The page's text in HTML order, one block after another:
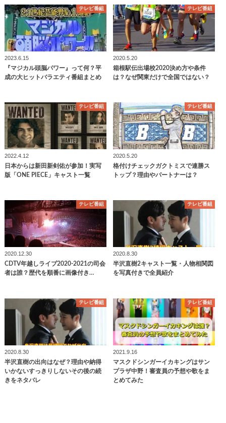
テレビ番組
2023.6.15
『マジカル頭脳パワー』って何？平
成の大ヒットバラエティ番組まとめ
テレビ番組
2020.5.20
箱根駅伝出場校2020決め方や条件
は？なぜ関東だけで全国ではない？
テレビ番組
2022.4.12
日本からは新田新剣佑が参加！実写
版「ONE PIECE」キャスト一覧
テレビ番組
2020.5.20
格付けチェックガクトミスで連勝ス
トップ？理由やパートナーは？
テレビ番組
2020.12.30
CDTV年越しライブ2020-2021の司会
者は誰？歴代を順番に画像付き…
テレビ番組
2020.8.30
半沢直樹2キャスト一覧・人物相関図
を写真付きで全員紹介
テレビ番組
2020.8.30
半沢直樹の出向はなぜ？理由や納得
いかないすっきりしないその後の続
きをネタバレ
テレビ番組
2021.9.16
マスクドシンガーイカキングはサン
プラザ中野！審査員の予想や歌をま
とめてみた